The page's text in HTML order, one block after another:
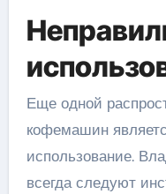
Еще одной
кофемашин
использование.
всегда следуют